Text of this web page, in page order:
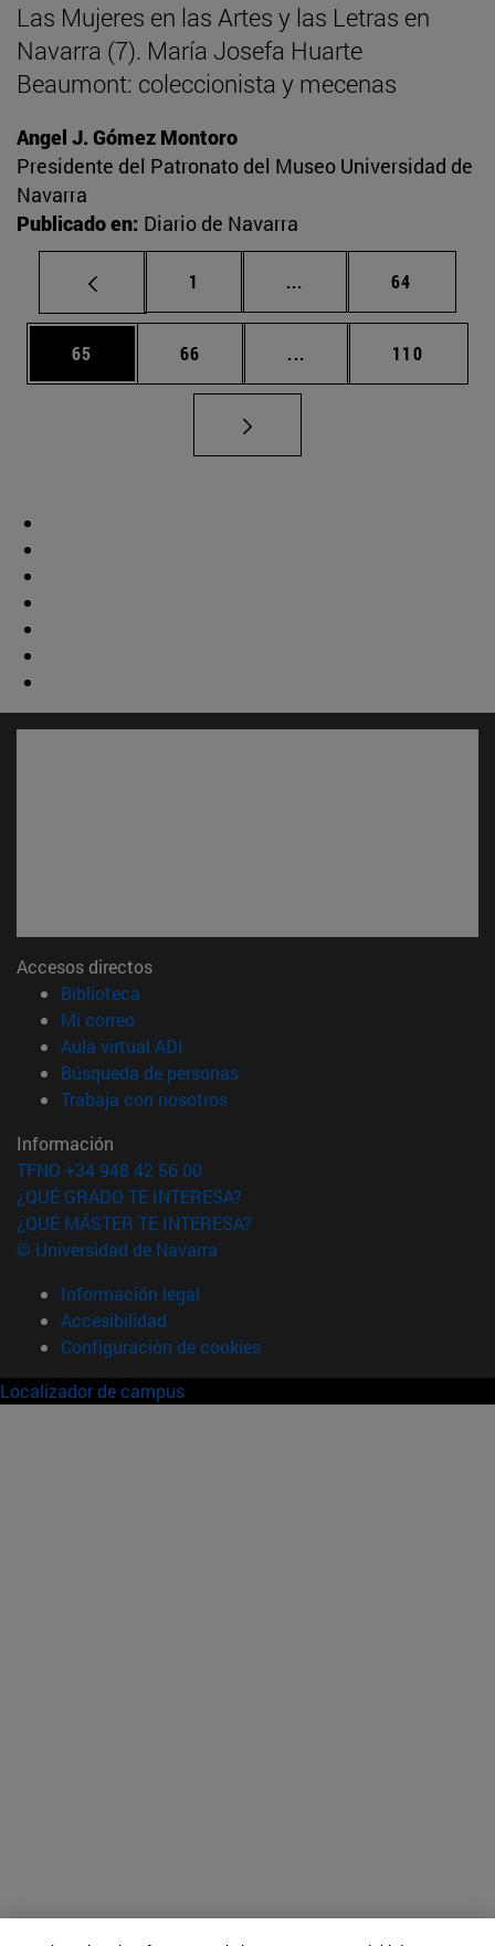
Las Mujeres en las Artes y las Letras en
Navarra (7). María Josefa Huarte
Beaumont: coleccionista y mecenas
Angel J. Gómez Montoro
Presidente del Patronato del Museo Universidad de
Navarra
Publicado en: Diario de Navarra
Página
1 ... Páginas intermedias
Página
64
Página
65 Página
66 ... Páginas intermedias
Página
110
Accesos directos
Biblioteca
Mi correo(abre en nueva ventana)
Aula virtual ADI
Búsqueda de personas(abre en nueva ventana)
Trabaja con nosotros(abre en nueva ventana)
Información
TFNO +34 948 42 56 00
¿QUÉ GRADO TE INTERESA?
¿QUÉ MÁSTER TE INTERESA?
© Universidad de Navarra
Información legal
Accesibilidad
Configuración de cookies
Localizador de campus